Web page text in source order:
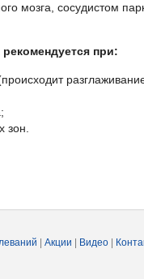
мозга, сосудистом
при:
зон.
Акции Видео